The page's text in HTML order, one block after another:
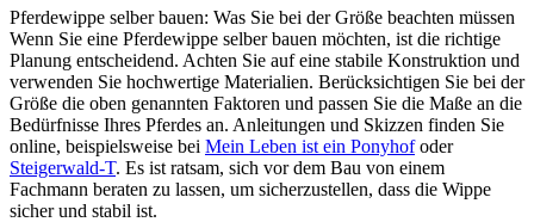
Pferdewippe selber bauen: Was Sie bei der Größe beachten müssen
Wenn Sie eine Pferdewippe selber bauen möchten, ist die richtige
Planung entscheidend. Achten Sie auf eine stabile Konstruktion und
verwenden Sie hochwertige Materialien. Berücksichtigen Sie bei der
Größe die oben genannten Faktoren und passen Sie die Maße an die
Bedürfnisse Ihres Pferdes an. Anleitungen und Skizzen finden Sie
online, beispielsweise bei Mein Leben ist ein Ponyhofoder
Steigerwald-T. Es ist ratsam, sich vor dem Bau von einem
Fachmann beraten zu lassen, um sicherzustellen, dass die Wippe
sicher und stabil ist.